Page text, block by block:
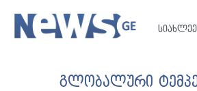
გლობალური